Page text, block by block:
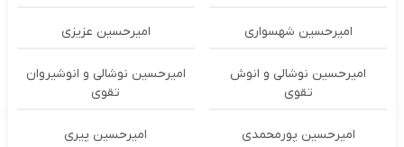
امیرحسین شهسواری امیرحسین عزیزی
امیرحسین نوشالی و انوش
تقوی
امیرحسین نوشالی و انوشیروان
تقوی
امیرحسین پورمحمدی امیرحسین پیری